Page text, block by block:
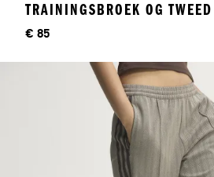
TRAININGSBROEK OG TWEED
Prijs
€ 85